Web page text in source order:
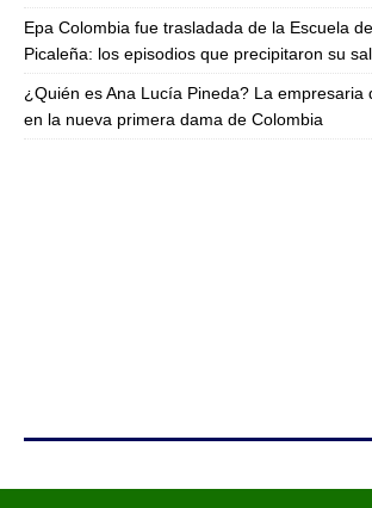
Epa Colombia fue trasladada de la Escuela
Picaleña: los episodios que precipitaron su
¿Quién es Ana Lucía Pineda? La empresaria
en la nueva primera dama de Colombia